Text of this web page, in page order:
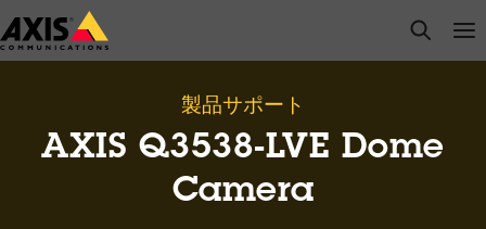
メ
イ
open
製品サポート
AXIS Q3538-LVE Dome
Camera